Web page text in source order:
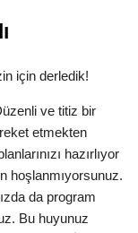
için derledik!
ve titiz bir
etmekten
hazırlıyor
hoşlanmıyorsunuz.
da program
Bu huyunuz